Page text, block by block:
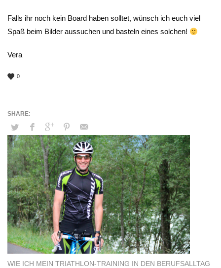
Falls ihr noch kein Board haben solltet, wünsch ich euch viel
Spaß beim Bilder aussuchen und basteln eines solchen!
Vera
0
WIE ICH MEIN TRIATHLON-TRAINING IN DEN BERUFSALLTAG